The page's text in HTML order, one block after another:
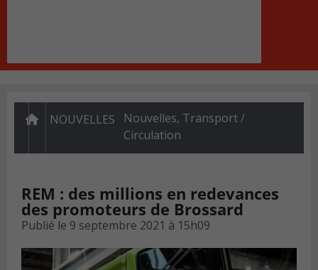
NOUVELLES Nouvelles, Transport /
Circulation
REM : des millions en redevances
des promoteurs de Brossard
Publié le 9 septembre 2021 à 15h09